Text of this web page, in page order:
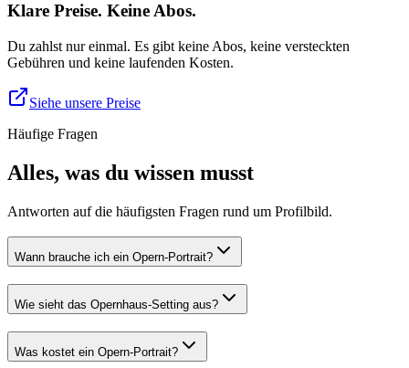
Klare Preise. Keine Abos.
Du zahlst nur einmal. Es gibt keine Abos, keine versteckten
Gebühren und keine laufenden Kosten.
Siehe unsere Preise
Häufige Fragen
Alles, was du wissen musst
Antworten auf die häufigsten Fragen rund um Profilbild.
Wann brauche ich ein Opern-Portrait?
Wie sieht das Opernhaus-Setting aus?
Was kostet ein Opern-Portrait?